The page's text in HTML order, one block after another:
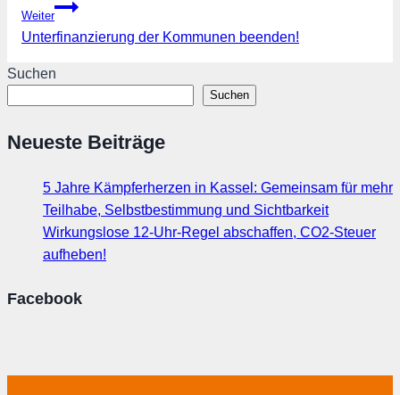
Weiter
Unterfinanzierung der Kommunen beenden!
Suchen
Suchen
Neueste Beiträge
5 Jahre Kämpferherzen in Kassel: Gemeinsam für mehr
Teilhabe, Selbstbestimmung und Sichtbarkeit
Wirkungslose 12-Uhr-Regel abschaffen, CO2-Steuer
aufheben!
Facebook